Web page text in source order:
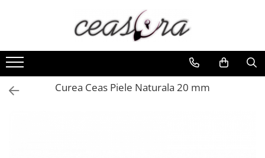
Toate Produsele
Baterii
AA, AAA, 9V
Accesorii baterii
Curea Ceas Piele Naturala 20 mm